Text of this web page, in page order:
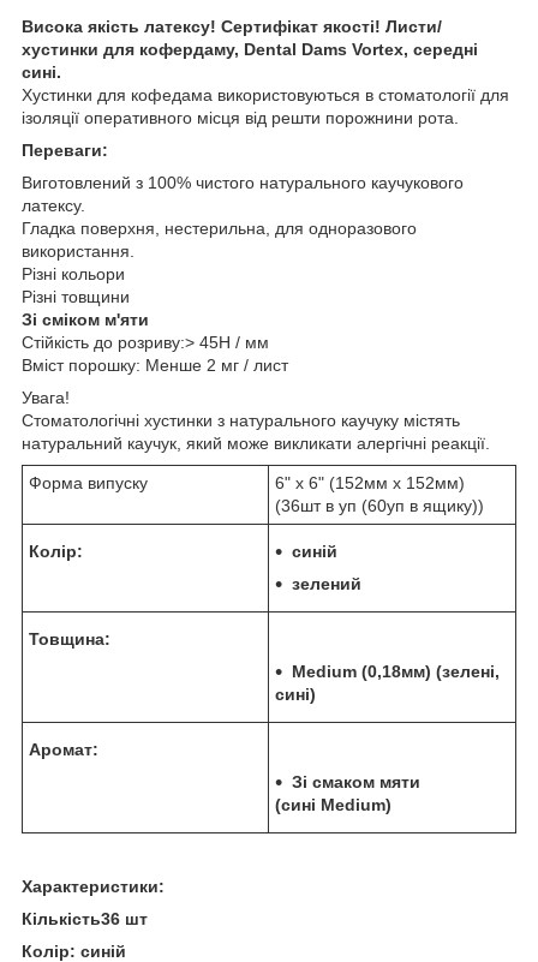
Висока якість латексу! Сертифікат якості! Листи/
хустинки для кофердаму, Dental Dams Vortex, середні
сині.
Хустинки для кофедама використовуються в стоматології для
ізоляції оперативного місця від решти порожнини рота.
Переваги:
Виготовлений з 100% чистого натурального каучукового
латексу.
Гладка поверхня, нестерильна, для одноразового
використання.
Різні кольори
Різні товщини
Зі сміком м'яти
Стійкість до розриву:> 45Н / мм
Вміст порошку: Менше 2 мг / лист
Увага!
Стоматологічні хустинки з натурального каучуку містять
натуральний каучук, який може викликати алергічні реакції.
Форма випуску
6" х 6" (152мм х 152мм)
(36шт в уп (60уп в ящику))
Колір:
синій
зелений
Товщина:
Medium (0,18мм) (зелені,
сині)
Аромат:
Зі смаком мяти
(сині Medium)
Характеристики:
Кількість36 шт
Колір: синій